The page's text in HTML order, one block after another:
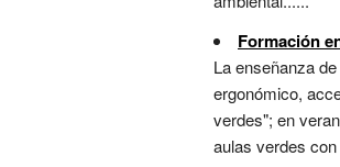
Formación
La enseñanza
ergonómico,
verdes"; en
aulas verdes